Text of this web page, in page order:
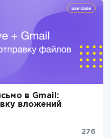
в Gmail:
вложений
276